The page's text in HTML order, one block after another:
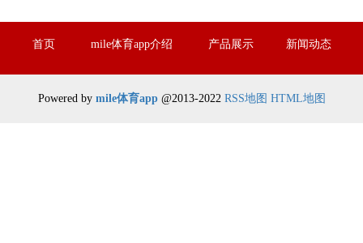
首页 mile体育app介绍 产品展示 新闻动态
Powered by mile体育app@2013-2022 RSS地图 HTML地图